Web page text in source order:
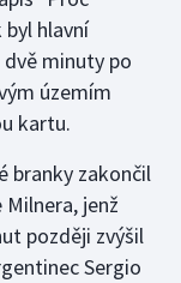
hlavní
minuty po
územím
kartu.
branky zakončil
Milnera, jenž
později zvýšil
Sergio